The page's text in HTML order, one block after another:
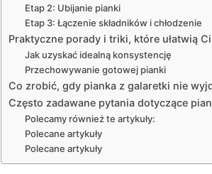
Etap 2: Ubijanie pianki
Etap 3: Łączenie składników i chłodzenie
Praktyczne porady i triki, które ułatwią
Jak uzyskać idealną konsystencję
Przechowywanie gotowej pianki
Co zrobić, gdy pianka z galaretki nie
Często zadawane pytania dotyczące
Polecamy również te artykuły:
Polecane artykuły
Polecane artykuły